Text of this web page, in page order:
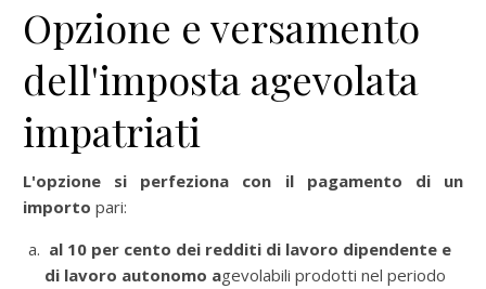
Opzione e versamento
dell'imposta agevolata
impatriati
L'opzione si perfeziona con il pagamento di un
importo pari:
al 10 per cento dei redditi di lavoro dipendente e
di lavoro autonomo agevolabili prodotti nel periodo